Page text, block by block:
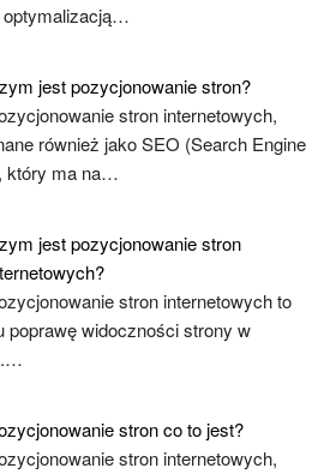
optymalizacją…
jest pozycjonowanie stron?
stron internetowych,
również jako SEO (Search Engine
który ma na…
jest pozycjonowanie stron
stron internetowych to
poprawę widoczności strony w
stron co to jest?
stron internetowych,